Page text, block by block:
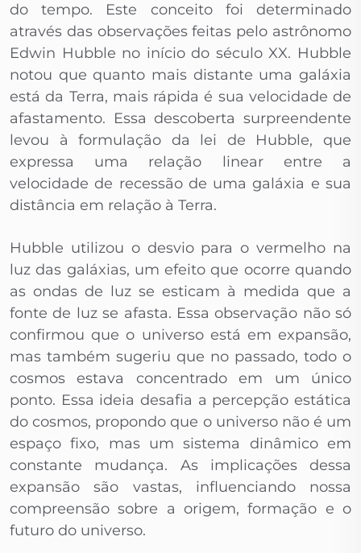
do tempo. Este conceito foi determinado
através das observações feitas pelo astrônomo
Edwin Hubble no início do século XX. Hubble
notou que quanto mais distante uma galáxia
está da Terra, mais rápida é sua velocidade de
afastamento. Essa descoberta surpreendente
levou à formulação da lei de Hubble, que
expressa uma relação linear entre a
velocidade de recessão de uma galáxia e sua
distância em relação à Terra.
Hubble utilizou o desvio para o vermelho na
luz das galáxias, um efeito que ocorre quando
as ondas de luz se esticam à medida que a
fonte de luz se afasta. Essa observação não só
confirmou que o universo está em expansão,
mas também sugeriu que no passado, todo o
cosmos estava concentrado em um único
ponto. Essa ideia desafia a percepção estática
do cosmos, propondo que o universo não é um
espaço fixo, mas um sistema dinâmico em
constante mudança. As implicações dessa
expansão são vastas, influenciando nossa
compreensão sobre a origem, formação e o
futuro do universo.